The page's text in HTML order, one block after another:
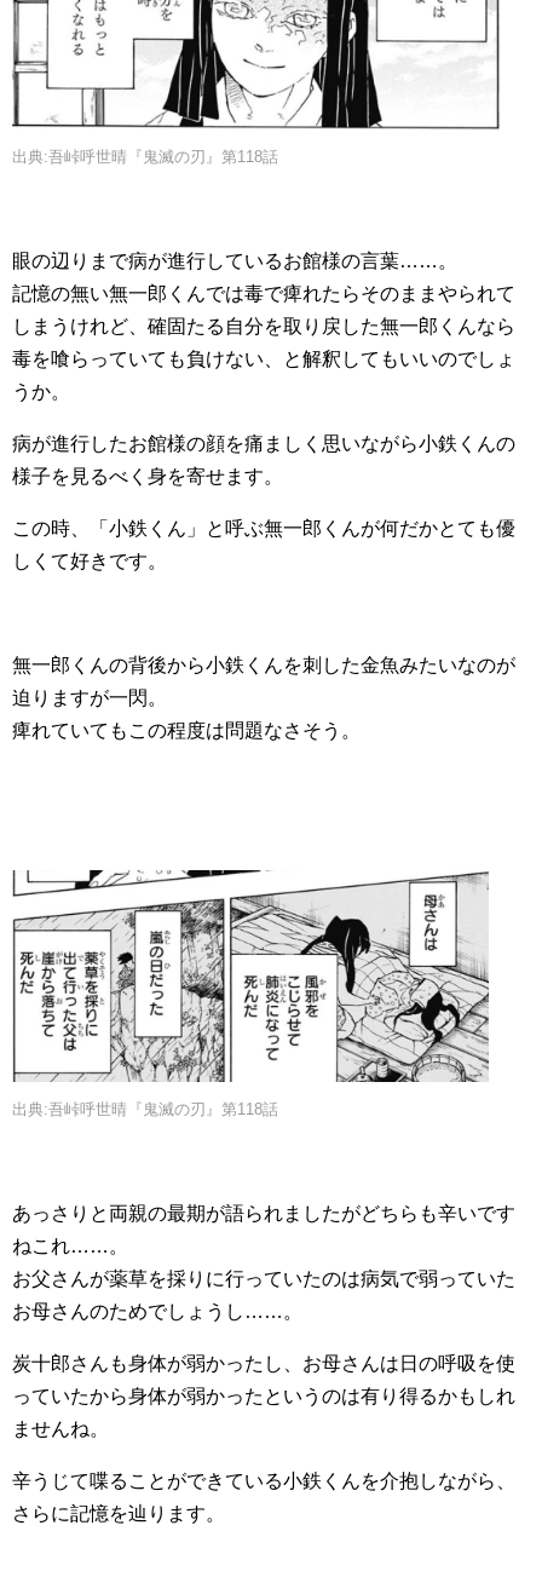
出典:吾峠呼世晴『鬼滅の刃』第118話
眼の辺りまで病が進行しているお館様の言葉……。
記憶の無い無一郎くんでは毒で痺れたらそのままやられて
しまうけれど、確固たる自分を取り戻した無一郎くんなら
毒を喰らっていても負けない、と解釈してもいいのでしょ
うか。
病が進行したお館様の顔を痛ましく思いながら小鉄くんの
様子を見るべく身を寄せます。
この時、「小鉄くん」と呼ぶ無一郎くんが何だかとても優
しくて好きです。
無一郎くんの背後から小鉄くんを刺した金魚みたいなのが
迫りますが一閃。
痺れていてもこの程度は問題なさそう。
出典:吾峠呼世晴『鬼滅の刃』第118話
あっさりと両親の最期が語られましたがどちらも辛いです
ねこれ……。
お父さんが薬草を採りに行っていたのは病気で弱っていた
お母さんのためでしょうし……。
炭十郎さんも身体が弱かったし、お母さんは日の呼吸を使
っていたから身体が弱かったというのは有り得るかもしれ
ませんね。
辛うじて喋ることができている小鉄くんを介抱しながら、
さらに記憶を辿ります。